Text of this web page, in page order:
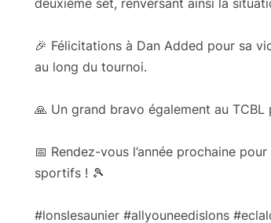
deuxième set, renversant ainsi la
🎉 Félicitations à Dan Added pour sa
au long du tournoi.
🙏 Un grand bravo également au
📅 Rendez-vous l’année prochaine
sportifs ! 🎾
#lonslesaunier #allyouneedislons